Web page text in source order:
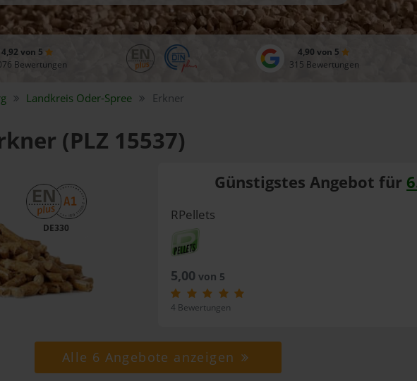
4,92 von 5
Bewertungen
4,90 von 5
315 Bewertungen
Landkreis Oder-Spree Erkner
(PLZ 15537)
DE330
Günstigstes Angebot für
RPellets
5,00 von 5
4 Bewertungen
Alle 6 Angebote anzeigen